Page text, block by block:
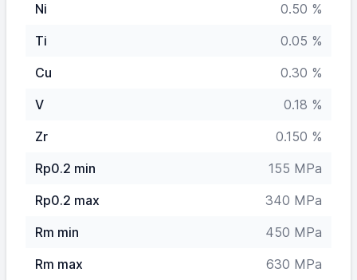
Ni
0.50 %
Ti
0.05 %
Cu
0.30 %
V
0.18 %
Zr
0.150 %
Rp0.2 min
155 MPa
Rp0.2 max
340 MPa
Rm min
450 MPa
Rm max
630 MPa